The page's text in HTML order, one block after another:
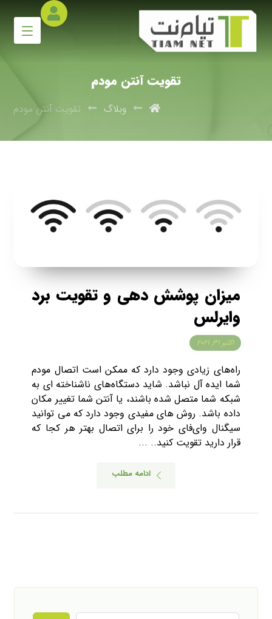
تقویت آنتن مودم
وبلاگ تقویت آنتن مودم
میزان پوشش دهی و تقویت برد
وایرلس
اکتبر ۳۱, ۲۰۲۱
راه‌های زیادی وجود دارد که ممکن است اتصال مودم
شما ایده آل نباشد. شاید دستگاه‌های ناشناخته ای به
شبکه شما متصل شده باشند، یا آنتن شما تغییر مکان
داده باشد. روش های مفیدی وجود دارد که می توانید
سیگنال وای‌فای خود را برای اتصال بهتر هر کجا که
قرار دارید تقویت کنید.. ...
ادامه مطلب